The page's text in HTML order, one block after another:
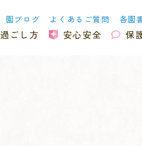
園ブログ よくあるご質問 各園
過ごし方 安心安全 保